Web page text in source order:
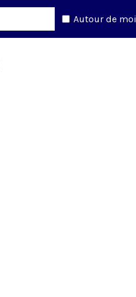
Autour de moi